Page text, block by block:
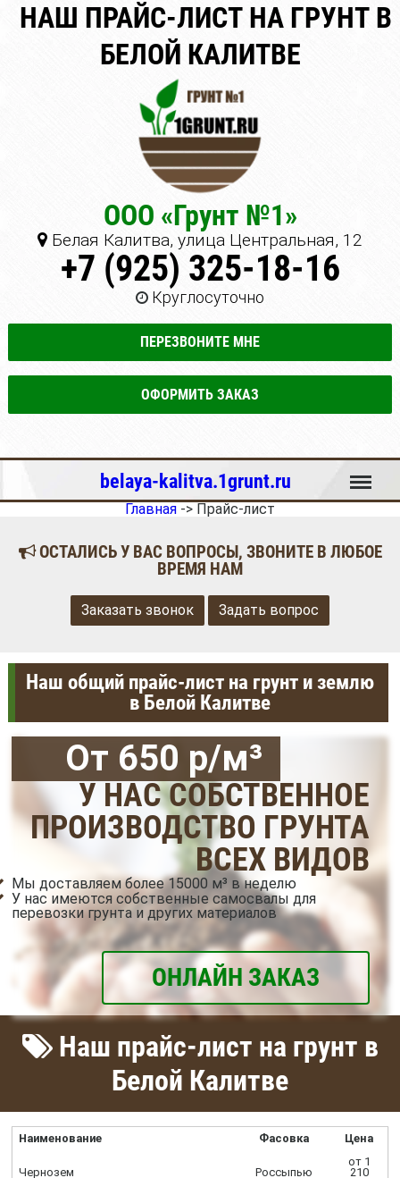
НАШ ПРАЙС-ЛИСТ НА ГРУНТ В
БЕЛОЙ КАЛИТВЕ
ООО «Грунт №1»
Белая Калитва, улица Центральная, 12
+7 (925) 325-18-16
Круглосуточно
ПЕРЕЗВОНИТЕ МНЕ
ОФОРМИТЬ ЗАКАЗ
belaya-kalitva.1grunt.ru Меню
Главная -> Прайс-лист
ОСТАЛИСЬ У ВАС ВОПРОСЫ, ЗВОНИТЕ В ЛЮБОЕ
ВРЕМЯ НАМ
Заказать звонок Задать вопрос
Наш общий прайс-лист на грунт и землю
в Белой Калитве
От 650 р/м³
У НАС СОБСТВЕННОЕ
ПРОИЗВОДСТВО ГРУНТА
ВСЕХ ВИДОВ
Мы доставляем более 15000 м³ в неделю
У нас имеются собственные самосвалы для
перевозки грунта и других материалов
ОНЛАЙН ЗАКАЗ
Наш прайс-лист на грунт в
Белой Калитве
Наименование Фасовка Цена
Чернозем Россыпью
от 1
210